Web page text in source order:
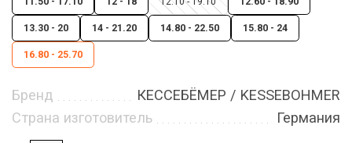
13.30 - 20 14 - 21.20 14.80 - 22.50 15.80 - 24
16.80 - 25.70
Бренд
КЕССЕБЁМЕР / KESSEBOHMER
Страна изготовитель
Германия